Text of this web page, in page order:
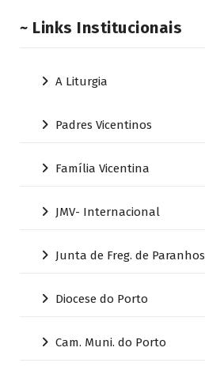
~ Links Institucionais
A Liturgia
Padres Vicentinos
Família Vicentina
JMV- Internacional
Junta de Freg. de Paranhos
Diocese do Porto
Cam. Muni. do Porto